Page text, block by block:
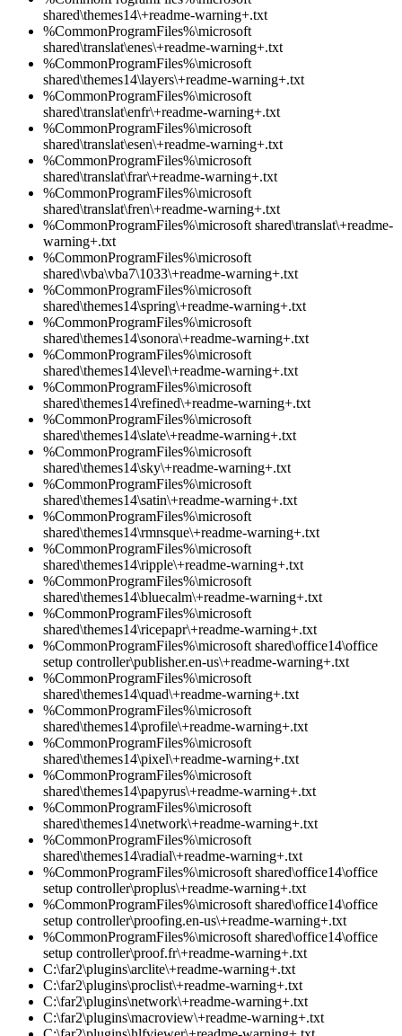
shared\themes14\+readme-warning+.txt
%CommonProgramFiles%\microsoft
shared\translat\enes\+readme-warning+.txt
%CommonProgramFiles%\microsoft
shared\themes14\layers\+readme-warning+.txt
%CommonProgramFiles%\microsoft
shared\translat\enfr\+readme-warning+.txt
%CommonProgramFiles%\microsoft
shared\translat\esen\+readme-warning+.txt
%CommonProgramFiles%\microsoft
shared\translat\frar\+readme-warning+.txt
%CommonProgramFiles%\microsoft
shared\translat\fren\+readme-warning+.txt
%CommonProgramFiles%\microsoft shared\translat\+readme-
warning+.txt
%CommonProgramFiles%\microsoft
shared\vba\vba7\1033\+readme-warning+.txt
%CommonProgramFiles%\microsoft
shared\themes14\spring\+readme-warning+.txt
%CommonProgramFiles%\microsoft
shared\themes14\sonora\+readme-warning+.txt
%CommonProgramFiles%\microsoft
shared\themes14\level\+readme-warning+.txt
%CommonProgramFiles%\microsoft
shared\themes14\refined\+readme-warning+.txt
%CommonProgramFiles%\microsoft
shared\themes14\slate\+readme-warning+.txt
%CommonProgramFiles%\microsoft
shared\themes14\sky\+readme-warning+.txt
%CommonProgramFiles%\microsoft
shared\themes14\satin\+readme-warning+.txt
%CommonProgramFiles%\microsoft
shared\themes14\rmnsque\+readme-warning+.txt
%CommonProgramFiles%\microsoft
shared\themes14\ripple\+readme-warning+.txt
%CommonProgramFiles%\microsoft
shared\themes14\bluecalm\+readme-warning+.txt
%CommonProgramFiles%\microsoft
shared\themes14\ricepapr\+readme-warning+.txt
%CommonProgramFiles%\microsoft shared\office14\office
setup controller\publisher.en-us\+readme-warning+.txt
%CommonProgramFiles%\microsoft
shared\themes14\quad\+readme-warning+.txt
%CommonProgramFiles%\microsoft
shared\themes14\profile\+readme-warning+.txt
%CommonProgramFiles%\microsoft
shared\themes14\pixel\+readme-warning+.txt
%CommonProgramFiles%\microsoft
shared\themes14\papyrus\+readme-warning+.txt
%CommonProgramFiles%\microsoft
shared\themes14\network\+readme-warning+.txt
%CommonProgramFiles%\microsoft
shared\themes14\radial\+readme-warning+.txt
%CommonProgramFiles%\microsoft shared\office14\office
setup controller\proplus\+readme-warning+.txt
%CommonProgramFiles%\microsoft shared\office14\office
setup controller\proofing.en-us\+readme-warning+.txt
%CommonProgramFiles%\microsoft shared\office14\office
setup controller\proof.fr\+readme-warning+.txt
C:\far2\plugins\arclite\+readme-warning+.txt
C:\far2\plugins\proclist\+readme-warning+.txt
C:\far2\plugins\network\+readme-warning+.txt
C:\far2\plugins\macroview\+readme-warning+.txt